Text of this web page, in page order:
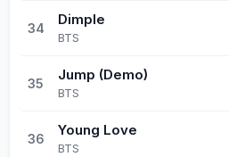
34
Dimple
BTS
35
Jump (Demo)
BTS
36
Young Love
BTS